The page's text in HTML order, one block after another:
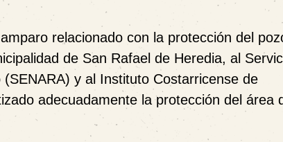
relacionado con la protección del
de San Rafael de Heredia, al
y al Instituto Costarricense de
adecuadamente la protección del área